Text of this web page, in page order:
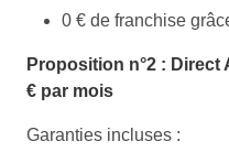
0 € de franchise
Proposition n°2 : Direct
€ par mois
Garanties incluses :